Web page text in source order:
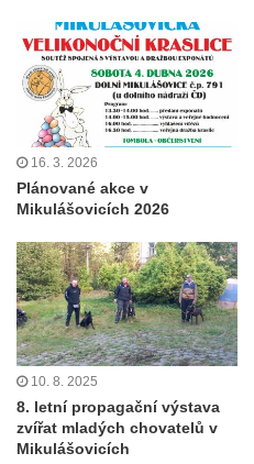
16. 3. 2026
Plánované akce v
Mikulášovicích 2026
10. 8. 2025
8. letní propagační výstava
zvířat mladých chovatelů v
Mikulášovicích